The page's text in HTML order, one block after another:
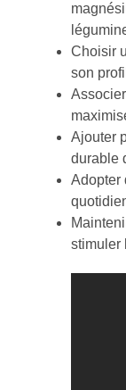
Choisir
son
Ajouter
durable
Adopter
stimuler